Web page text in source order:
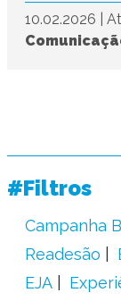
10.02.2026
#Filtros
Campanha
Readesão
EJA